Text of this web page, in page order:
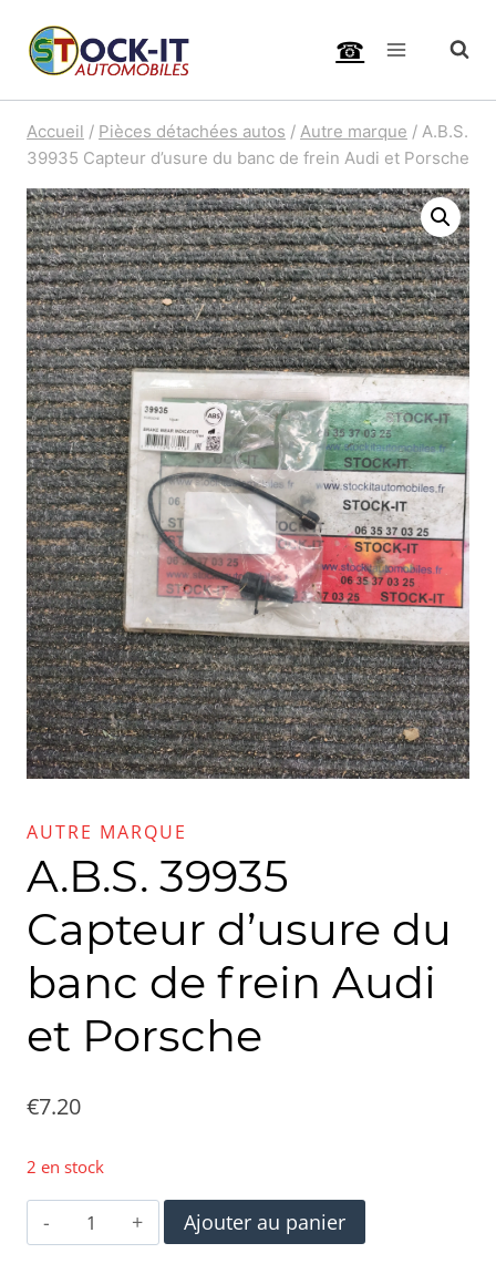
☎
Accueil / Pièces détachées autos / Autre marque / A.B.S.
39935 Capteur d’usure du banc de frein Audi et Porsche
AUTRE MARQUE
A.B.S. 39935
Capteur d’usure du
banc de frein Audi
et Porsche
€7.20
2 en stock
quantité
de
Ajouter au panier